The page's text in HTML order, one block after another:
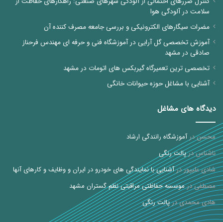
سلامت در آلودگی هوا
مضرات سیگارهای الکترونیکی و بررسی جامعه مصرف کننده آن
آموزش تخصصی گل آرایی در آموزشگاه فنی و حرفه ای مهندس فرحناز
صادقی در مشهد
تخصصی ترین تعمیرگاه گیربکس های اتومات در مشهد
آشنایی با مشاغل حوزه حیوانات خانگی
دیدگاه های مشاغل
محسندرآموزشگاه رانندگی ارشاد
ناشناسدرپالت رنگی
شادی علیپوردرآشنایی با نمایندگی های خودرو در ایران و وظایف و کارهای آنها
مصطفیدرموسسه حفاظتی مراقبتی نظم گستران مشهد
هادی محمدیدرپالت رنگی